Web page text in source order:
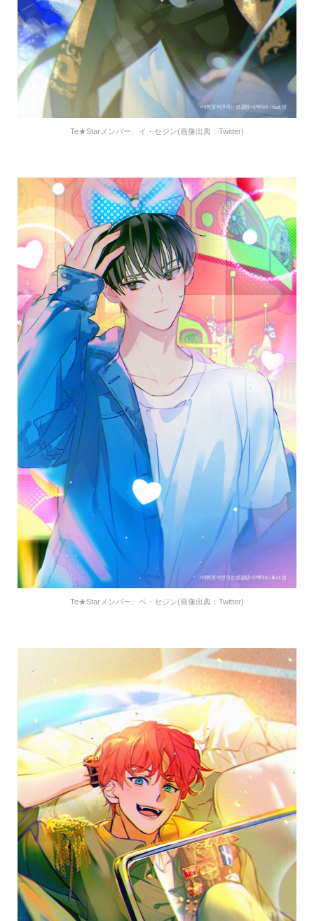
Te★Starメンバー、イ・セジン(画像出典：Twitter)
Te★Starメンバー、ペ・セジン(画像出典：Twitter)